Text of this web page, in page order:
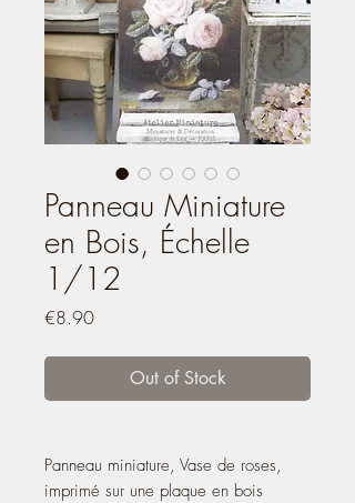
Panneau Miniature
en Bois, Échelle
1/12
€8.90Price
Out of Stock
Panneau miniature, Vase de roses,
imprimé sur une plaque en bois